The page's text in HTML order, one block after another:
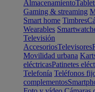
Almacenamiento
Gaming & streaming
Smart home Timbres
Wearables
Televisión
AccesoriosTelevisores
Movilidad urbana
eléctricasPatinetes
Telefonía Teléfonos
complementos